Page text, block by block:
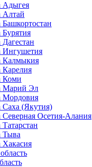
Адыгея
Алтай
Башкортостан
Бурятия
Ингушетия
Калмыкия
Карелия
Коми
Марий Эл
Мордовия
Саха (Якутия)
Северная Осетия-Алания
Тыва
Хакасия